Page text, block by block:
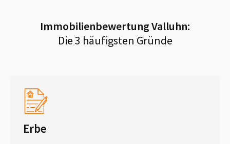
ImmobilienbewertungValluhn:
Die 3 häufigsten Gründe
Erbe